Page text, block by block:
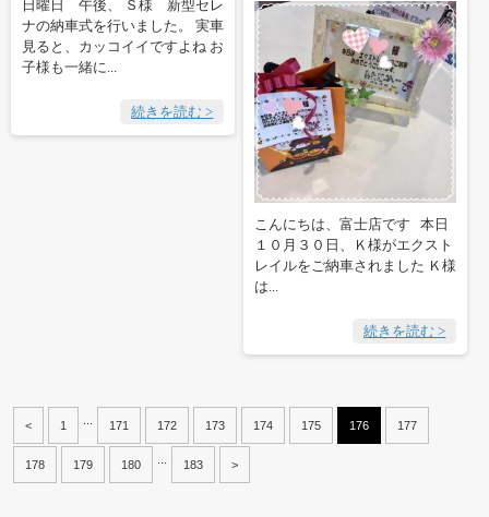
日曜日 午後、 Ｓ様 新型セレ
ナの納車式を行いました。 実車
見ると、カッコイイですよね お
子様も一緒に...
続きを読む >
こんにちは、富士店です 本日
１０月３０日、Ｋ様がエクスト
レイルをご納車されました Ｋ様
は...
続きを読む >
< 1 171 172 173 174 175 176 177
178 179 180 183 >